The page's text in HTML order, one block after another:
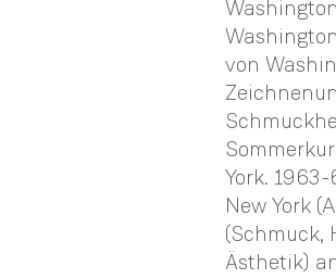
von
York.
New York
(Schmuck,
Ästhetik)